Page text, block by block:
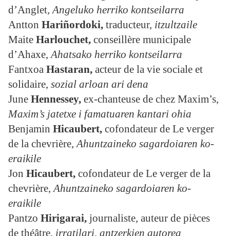
d’Anglet, Angeluko herriko kontseilarra
Antton Hariñordoki, traducteur, itzultzaile
Maite Harlouchet, conseillère municipale
d’Ahaxe,Ahatsako herriko kontseilarra
Fantxoa Hastaran, acteur de la vie sociale et
solidaire, sozial arloan ari dena
June Hennessey, ex-chanteuse de chez Maxim’s,
Maxim’s jatetxe i famatuaren kantari ohia
Benjamin Hicaubert, cofondateur de Le verger
de la chevrière,Ahuntzaineko sagardoiaren ko-
eraikile
Jon Hicaubert, cofondateur de Le verger de la
chevrière,Ahuntzaineko sagardoiaren ko-
eraikile
Pantzo Hirigarai, journaliste, auteur de pièces
de théâtre, irratilari, antzerkien autorea